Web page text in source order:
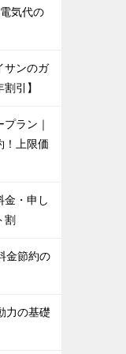
気代の
サンのガ
引】
ラン｜
！上限価
金・申し
割
金節約の
力の基礎